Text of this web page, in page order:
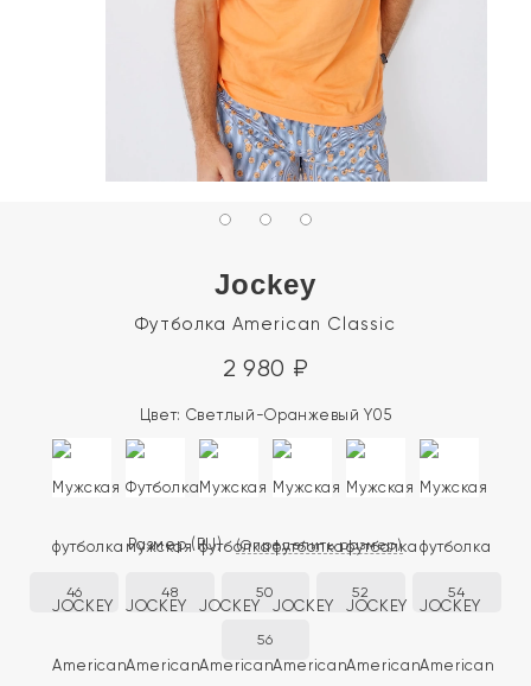
Jockey
Футболка American Classic
2 980 ₽
Цвет: Светлый-Оранжевый Y05
Размер(RU) (Определить размер)
46 48 50 52 54
56